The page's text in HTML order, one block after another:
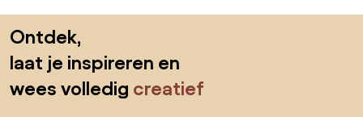
Ontdek,
laat je inspireren en
wees volledig creatief